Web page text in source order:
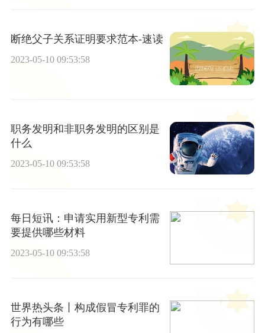
断绝父子关系证明要求范本-速读
2023-05-10 09:53:58
职务发明和非职务发明的区别是
什么
2023-05-10 09:53:58
每日短讯：申请实用新型专利需
要提供哪些材料
2023-05-10 09:53:58
世界热头条丨构成假冒专利罪的
行为有哪些